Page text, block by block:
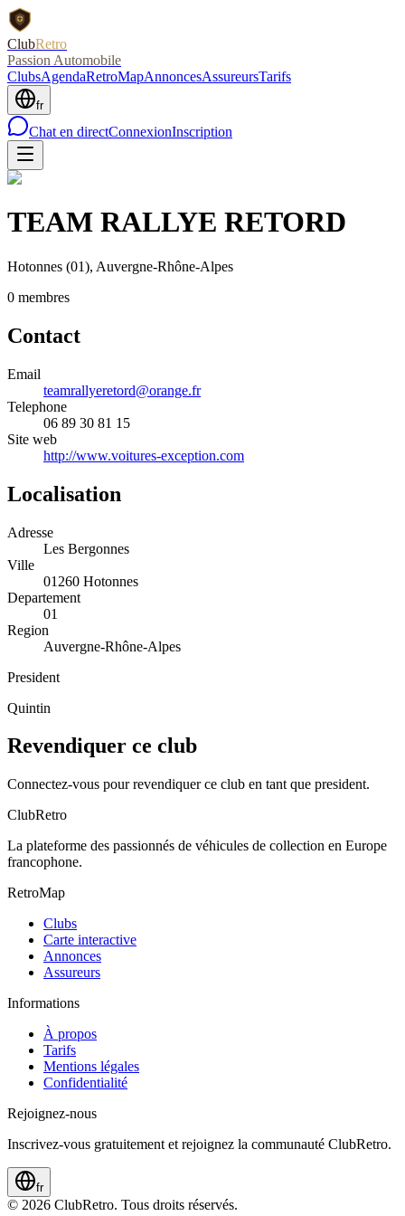
ClubRetro
Passion Automobile
ClubsAgendaRetroMapAnnoncesAssureursTarifs
fr
Chat en directConnexionInscription
TEAM RALLYE RETORD
Hotonnes (01), Auvergne-Rhône-Alpes
0 membres
Contact
Email
teamrallyeretord@orange.fr
Telephone
06 89 30 81 15
Site web
http://www.voitures-exception.com
Localisation
Adresse
Les Bergonnes
Ville
01260 Hotonnes
Departement
01
Region
Auvergne-Rhône-Alpes
President
Quintin
Revendiquer ce club
Connectez-vous pour revendiquer ce club en tant que president.
ClubRetro
La plateforme des passionnés de véhicules de collection en Europe
francophone.
RetroMap
Clubs
Carte interactive
Annonces
Assureurs
Informations
À propos
Tarifs
Mentions légales
Confidentialité
Rejoignez-nous
Inscrivez-vous gratuitement et rejoignez la communauté ClubRetro.
fr
© 2026 ClubRetro. Tous droits réservés.